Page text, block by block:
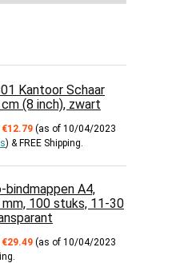
Kantoor Schaar
(8 inch), zwart
€12.79 (as of 10/04/2023
) & FREE Shipping.
bindmappen A4,
100 stuks, 11-30
€29.49 (as of 10/04/2023
.